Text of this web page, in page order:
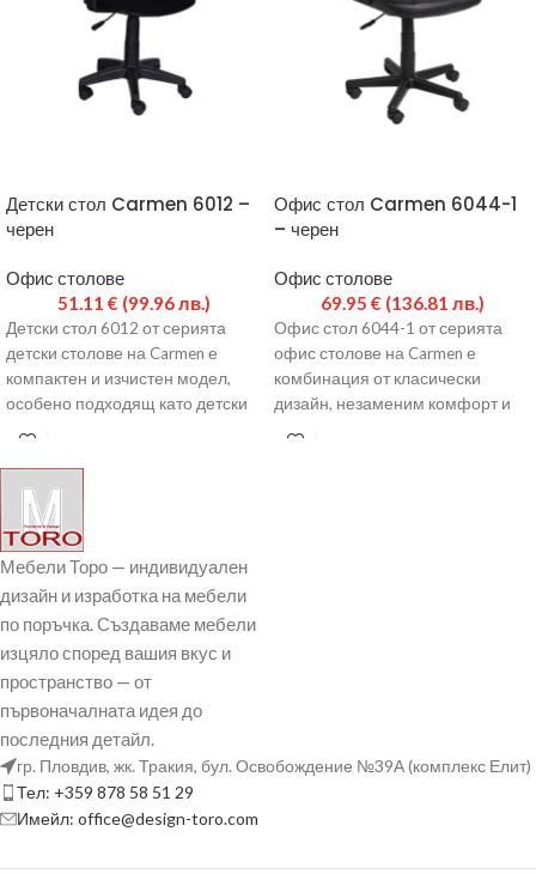
Детски стол Carmen 6012 –
черен
Офис столове
51.11 € (99.96 лв.)
Детски стол 6012 от серията
детски столове на Carmen е
компактен и изчистен модел,
особено подходящ като детски
стол за
Офис стол Carmen 6044-1
– черен
Офис столове
69.95 € (136.81 лв.)
Офис стол 6044-1 от серията
офис столове на Carmen е
комбинация от класически
дизайн, незаменим комфорт и
практичност. Изцяло изработен
Мебели Торо — индивидуален
дизайн и изработка на мебели
по поръчка. Създаваме мебели
изцяло според вашия вкус и
пространство — от
първоначалната идея до
последния детайл.
гр. Пловдив, жк. Тракия, бул. Освобождение №39А (комплекс Елит)
Тел: +359 878 58 51 29
Имейл: office@design-toro.com